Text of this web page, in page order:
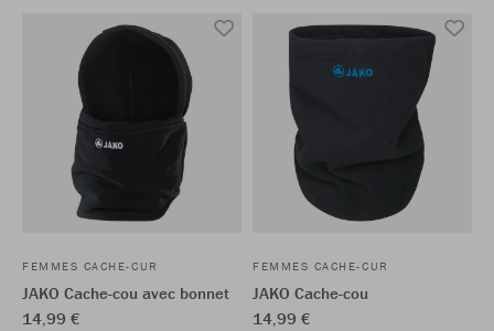
FEMMES CACHE-CUR
JAKO Cache-cou avec bonnet
14,99 €
FEMMES CACHE-CUR
JAKO Cache-cou
14,99 €